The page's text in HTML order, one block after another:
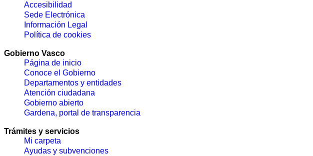
Accesibilidad
Sede Electrónica
Información Legal
Política de cookies
Gobierno Vasco
Página de inicio
Conoce el Gobierno
Departamentos y entidades
Atención ciudadana
Gobierno abierto
Gardena, portal de transparencia
Trámites y servicios
Mi carpeta
Ayudas y subvenciones